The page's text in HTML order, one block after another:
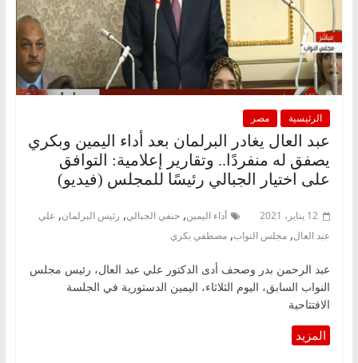
الرئيسية مصر
عبد العال يغادر البرلمان بعد أداء اليمين وبكري
يصفق له منفردًا.. وتقارير إعلامية: التوافق
على اختيار الجبالي رئيسًا للمجلس (فيديو)
12 يناير، 2021 أداء اليمين, حنفي الجبالي, رئيس البرلمان, علي
عبد العال, مجلس النواب, مصطفي بكري
عبد الرحمن بدر وصحف أدى الدكتور علي عبد العال، رئيس مجلس
النواب السابق، اليوم الثلاثاء، اليمين الدستورية في الجلسة
الافتتاحية